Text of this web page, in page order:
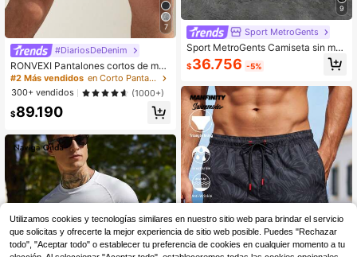
7
#DiariosDeDenim
RONVEXI Pantalones cortos de mez
clilla informales de unicolor para ho
mbre
#2 Más vendidos
en Corto Pantalones cortos vaqueros para hombre
300+ vendidos
(1000+)
$89.190
9
Sport MetroGents
Sport MetroGents Camiseta sin ma
ngas deportiva con estampado de a
raña para hombre
$36.756 -5%
Utilizamos cookies y tecnologías similares en nuestro sitio web para brindar el servicio
que solicitas y ofrecerte la mejor experiencia de sitio web posible. Puedes "Rechazar
todo", "Aceptar todo" o establecer tu preferencia de cookies en cualquier momento a tu